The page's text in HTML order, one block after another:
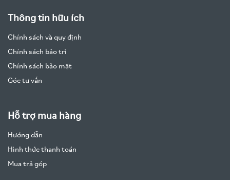
Thông tin hữu ích
Chính sách và quy định
Chính sách bảo trì
Chính sách bảo mật
Góc tư vấn
Hỗ trợ mua hàng
Hướng dẫn
Hình thức thanh toán
Mua trả góp